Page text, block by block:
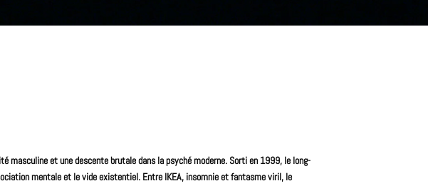
masculine et une descente brutale dans la psyché moderne. Sorti en 1999, le long-
mentale et le vide existentiel. Entre IKEA, insomnie et fantasme viril, le